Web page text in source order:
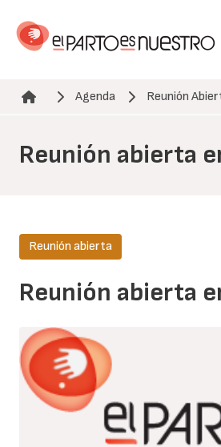
contenido
Ruta de navegación
Agenda Reunión
Reunión abierta
Reunión abierta
Reunión abierta